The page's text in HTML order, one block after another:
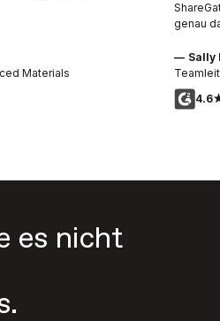
Materials
genau
— Sally
es nicht